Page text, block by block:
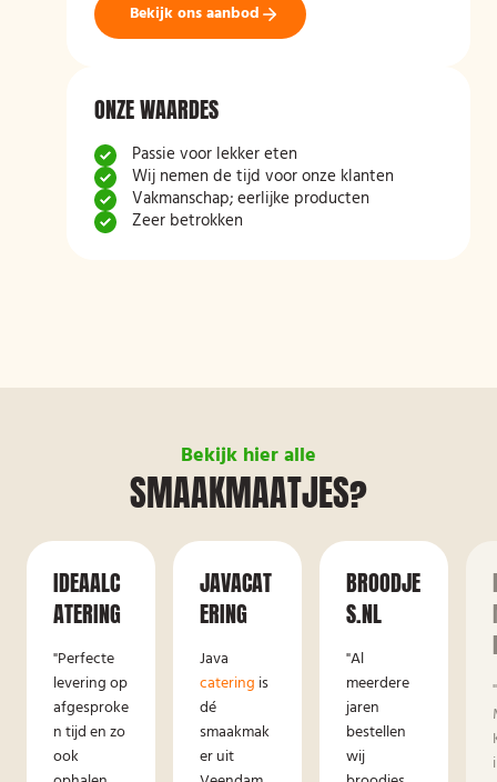
Bekijk ons aanbod
ONZE WAARDES
Passie voor lekker eten
Wij nemen de tijd voor onze klanten
Vakmanschap; eerlijke producten
Zeer betrokken
Bekijk hier alle
SMAAKMAATJES?
IDEAALC
ATERING
"Perfecte
levering op
afgesproke
n tijd en zo
ook
JAVACAT
ERING
Java
catering is
dé
smaakmak
er uit
BROODJE
S.NL
"Al
meerdere
jaren
bestellen
wij